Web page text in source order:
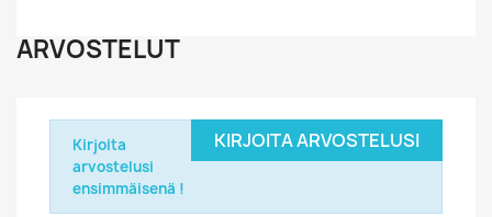
ARVOSTELUT
KIRJOITA ARVOSTELUSI
Kirjoita
arvostelusi
ensimmäisenä !